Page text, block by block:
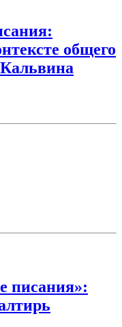
общего
писания»: